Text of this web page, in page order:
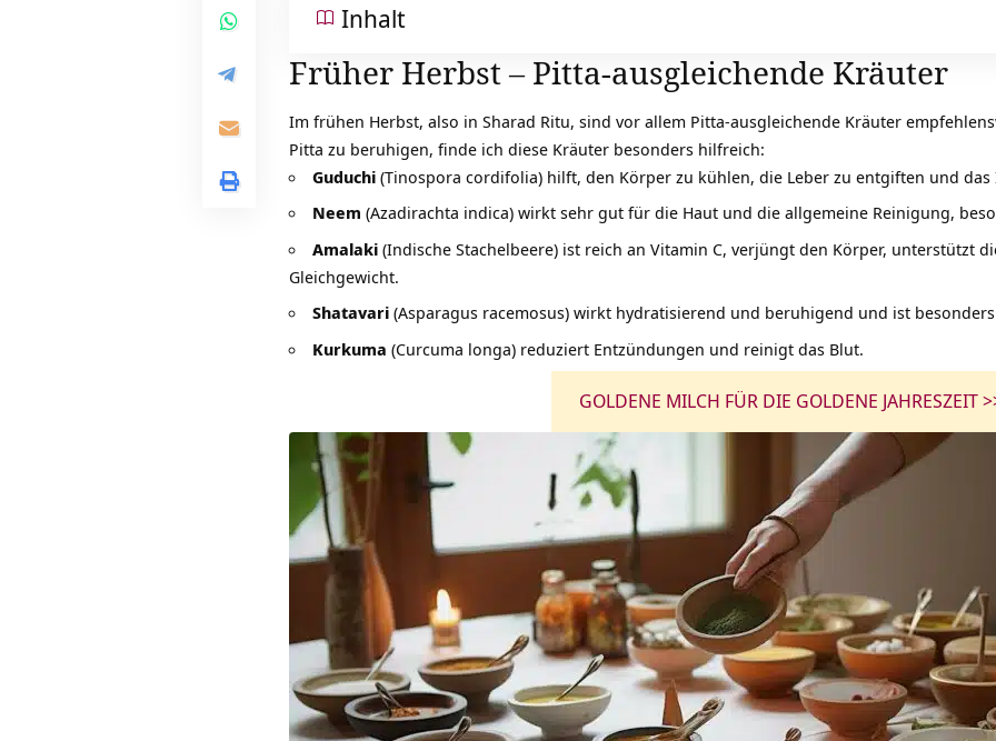
Inhalt
Früher Herbst – Pitta-ausgleichende Kräuter
Im frühen Herbst, also in Sharad Ritu, sind vor allem Pitta-ausgleichende Kräuter
Pitta zu beruhigen, finde ich diese Kräuter besonders hilfreich:
Guduchi (Tinospora cordifolia) hilft, den Körper zu kühlen, die Leber zu entgiften und
Neem (Azadirachta indica) wirkt sehr gut für die Haut und die allgemeine Reinigung,
Amalaki (Indische Stachelbeere) ist reich an Vitamin C, verjüngt den Körper, unterstützt
Gleichgewicht.
Shatavari (Asparagus racemosus) wirkt hydratisierend und beruhigend und ist
Kurkuma (Curcuma longa) reduziert Entzündungen und reinigt das Blut.
GOLDENE MILCH FÜR DIE GOLDENE JAHRESZEIT